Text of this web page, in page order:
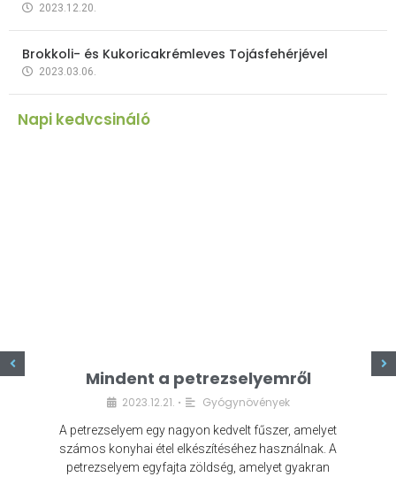
2023.12.20.
Brokkoli- és Kukoricakrémleves Tojásfehérjével
2023.03.06.
Napi kedvcsináló
Mindent a petrezselyemről
2023.12.21. • Gyógynövények
A petrezselyem egy nagyon kedvelt fűszer, amelyet
számos konyhai étel elkészítéséhez használnak. A
petrezselyem egyfajta zöldség, amelyet gyakran